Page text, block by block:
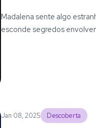
Madalena sente algo
esconde segredos
Jan 08, 2025 Descoberta